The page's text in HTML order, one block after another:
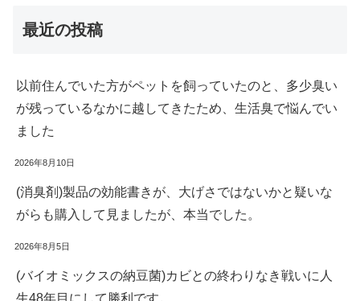
最近の投稿
以前住んでいた方がペットを飼っていたのと、多少臭い
が残っているなかに越してきたため、生活臭で悩んでい
ました
2026年8月10日
(消臭剤)製品の効能書きが、大げさではないかと疑いな
がらも購入して見ましたが、本当でした。
2026年8月5日
(バイオミックスの納豆菌)カビとの終わりなき戦いに人